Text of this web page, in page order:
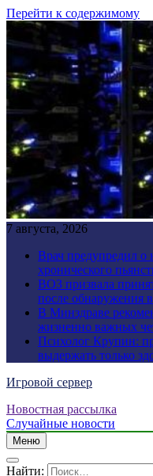
Перейти к содержимому
7 августа, 2026
Врач предупредил о
хронического
ВОЗ призвала
после обнаружения
В Минздраве
жизненно важных
Психолог Крупин:
выдержать только
Игровой сервер
Новостная рассылка
Случайные новости
Меню
Найти: